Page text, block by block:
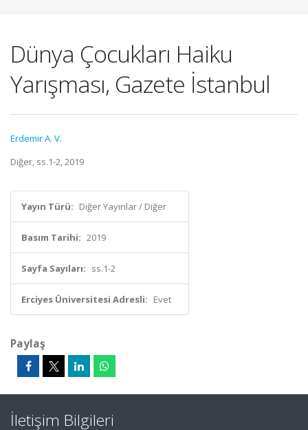
Dünya Çocukları Haiku
Yarışması, Gazete İstanbul
Erdemir A. V.
Diğer, ss.1-2, 2019
Yayın Türü: Diğer Yayınlar / Diğer
Basım Tarihi: 2019
Sayfa Sayıları: ss.1-2
Erciyes Üniversitesi Adresli: Evet
Paylaş
İletişim Bilgileri